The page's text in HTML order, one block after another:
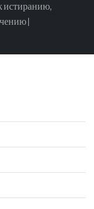
к истиранию,
|